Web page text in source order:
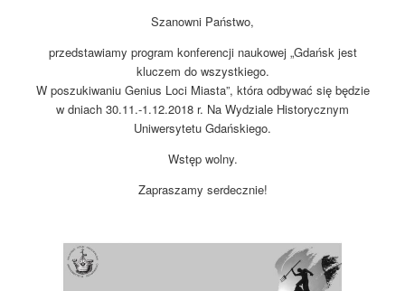
Szanowni Państwo,
przedstawiamy program konferencji naukowej „Gdańsk jest
kluczem do wszystkiego.
W poszukiwaniu Genius Loci Miasta”, która odbywać się będzie
w dniach 30.11.-1.12.2018 r. Na Wydziale Historycznym
Uniwersytetu Gdańskiego.
Wstęp wolny.
Zapraszamy serdecznie!